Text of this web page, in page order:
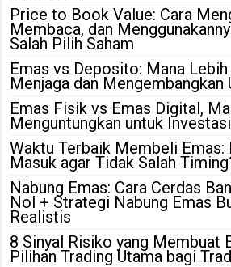
Price to Book Value: Cara
Membaca, dan
Salah Pilih Saham
Emas vs Deposito: Mana
Menjaga dan Mengembangkan
Emas Fisik vs Emas Digital,
Menguntungkan untuk
Waktu Terbaik Membeli Emas:
Masuk agar Tidak Salah
Nabung Emas: Cara Cerdas
Nol + Strategi Nabung Emas
Realistis
8 Sinyal Risiko yang Membuat
Pilihan Trading Utama bagi